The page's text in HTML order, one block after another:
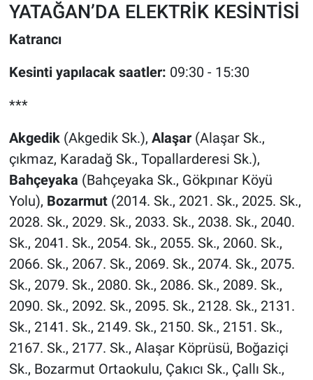
YATAĞAN’DA ELEKTRİK KESİNTİSİ
Katrancı
Kesinti yapılacak saatler: 09:30 - 15:30
***
Akgedik(Akgedik Sk.), Alaşar(Alaşar Sk.,
çıkmaz, Karadağ Sk., Topallarderesi Sk.),
Bahçeyaka (Bahçeyaka Sk., Gökpınar Köyü
Yolu), Bozarmut(2014. Sk., 2021. Sk., 2025. Sk.,
2028. Sk., 2029. Sk., 2033. Sk., 2038. Sk., 2040.
Sk., 2041. Sk., 2054. Sk., 2055. Sk., 2060. Sk.,
2066. Sk., 2067. Sk., 2069. Sk., 2074. Sk., 2075.
Sk., 2079. Sk., 2080. Sk., 2086. Sk., 2089. Sk.,
2090. Sk., 2092. Sk., 2095. Sk., 2128. Sk., 2131.
Sk., 2141. Sk., 2149. Sk., 2150. Sk., 2151. Sk.,
2167. Sk., 2177. Sk., Alaşar Köprüsü, Boğaziçi
Sk., Bozarmut Ortaokulu, Çakıcı Sk., Çallı Sk.,